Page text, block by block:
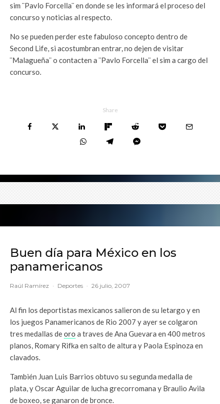
sim ¨Pavlo Forcella¨ en donde se les informará el proceso del
concurso y noticias al respecto.
No se pueden perder este fabuloso concepto dentro de
Second Life, si acostumbran entrar, no dejen de visitar
¨Malagueña¨ o contacten a ¨Pavlo Forcella¨ el sim a cargo del
concurso.
Share
Buen día para México en los
panamericanos
Raúl Ramírez · Deportes · 26 julio, 2007
Al fin los deportistas mexicanos salieron de su letargo y en
los juegos Panamericanos de Rio 2007 y ayer se colgaron
tres medallas deoro a traves de Ana Guevara en 400 metros
planos, Romary Rifka en salto de altura y Paola Espinoza en
clavados.
También Juan Luis Barrios obtuvo su segunda medalla de
plata, y Oscar Aguilar de lucha grecorromana y Braulio Avila
de boxeo, se ganaron de bronce.